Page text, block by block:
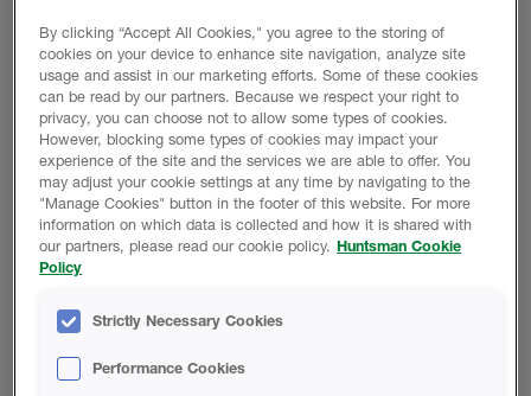
Explore la gama de productos
OTRAS SOLUCIONES DE ESPUMA
Soluciones Alternativas de Espuma en Spray
Explore la gama de productos
By clicking “Accept All Cookies," you agree to the storing of
cookies on your device to enhance site navigation, analyze site
usage and assist in our marketing efforts. Some of these cookies
can be read by our partners. Because we respect your right to
privacy, you can choose not to allow some types of cookies.
However, blocking some types of cookies may impact your
experience of the site and the services we are able to offer. You
may adjust your cookie settings at any time by navigating to the
"Manage Cookies" button in the footer of this website. For more
information on which data is collected and how it is shared with
our partners, please read our cookie policy. Huntsman Cookie
Policy
Strictly Necessary Cookies
Performance Cookies